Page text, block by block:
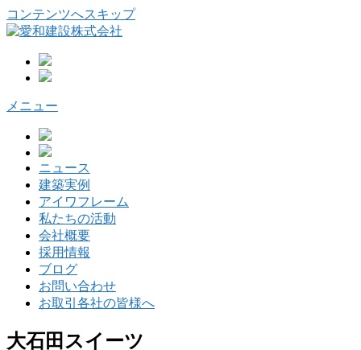
コンテンツへスキップ
メニュー
ニュース
建築実例
アイワフレーム
私たちの活動
会社概要
採用情報
ブログ
お問い合わせ
お取引各社の皆様へ
大石田スイーツ